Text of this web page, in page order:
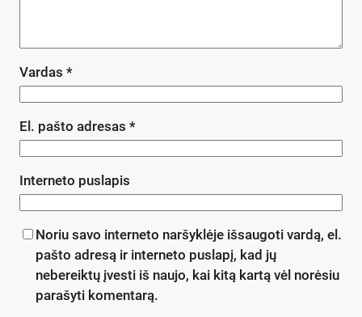
Vardas *
El. pašto adresas *
Interneto puslapis
Noriu savo interneto naršyklėje išsaugoti vardą, el.
pašto adresą ir interneto puslapį, kad jų
nebereiktų įvesti iš naujo, kai kitą kartą vėl norėsiu
parašyti komentarą.